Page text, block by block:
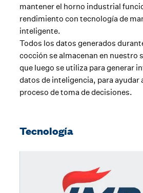
mantener el horno industrial
rendimiento con tecnología de
inteligente.
Todos los datos generados
cocción se almacenan en nuestro
que luego se utiliza para generar
datos de inteligencia, para ayudar
proceso de toma de decisiones.
Tecnología